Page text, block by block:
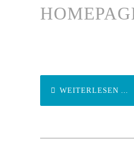
WEITERLESEN ...